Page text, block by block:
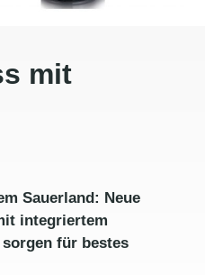
mit
Sauerland: Neue
integriertem
sorgen für bestes